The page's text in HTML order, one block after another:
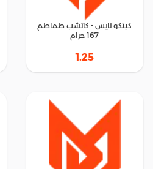
كيتكو نايس - كاتشب طماطم
167 جرام
1.25